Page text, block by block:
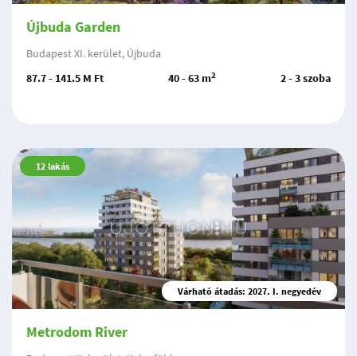
Újbuda Garden
Budapest XI. kerület, Újbuda
87.7 - 141.5 M Ft
40 - 63 m2 2 - 3 szoba
12 lakás
Várható átadás: 2027. I. negyedév
Metrodom River